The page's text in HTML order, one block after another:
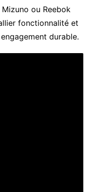
ou Reebok
fonctionnalité et
durable.